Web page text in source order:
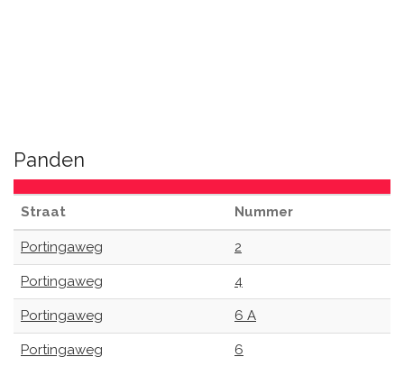
Panden
Straat Nummer
Portingaweg 2
Portingaweg 4
Portingaweg 6 A
Portingaweg 6